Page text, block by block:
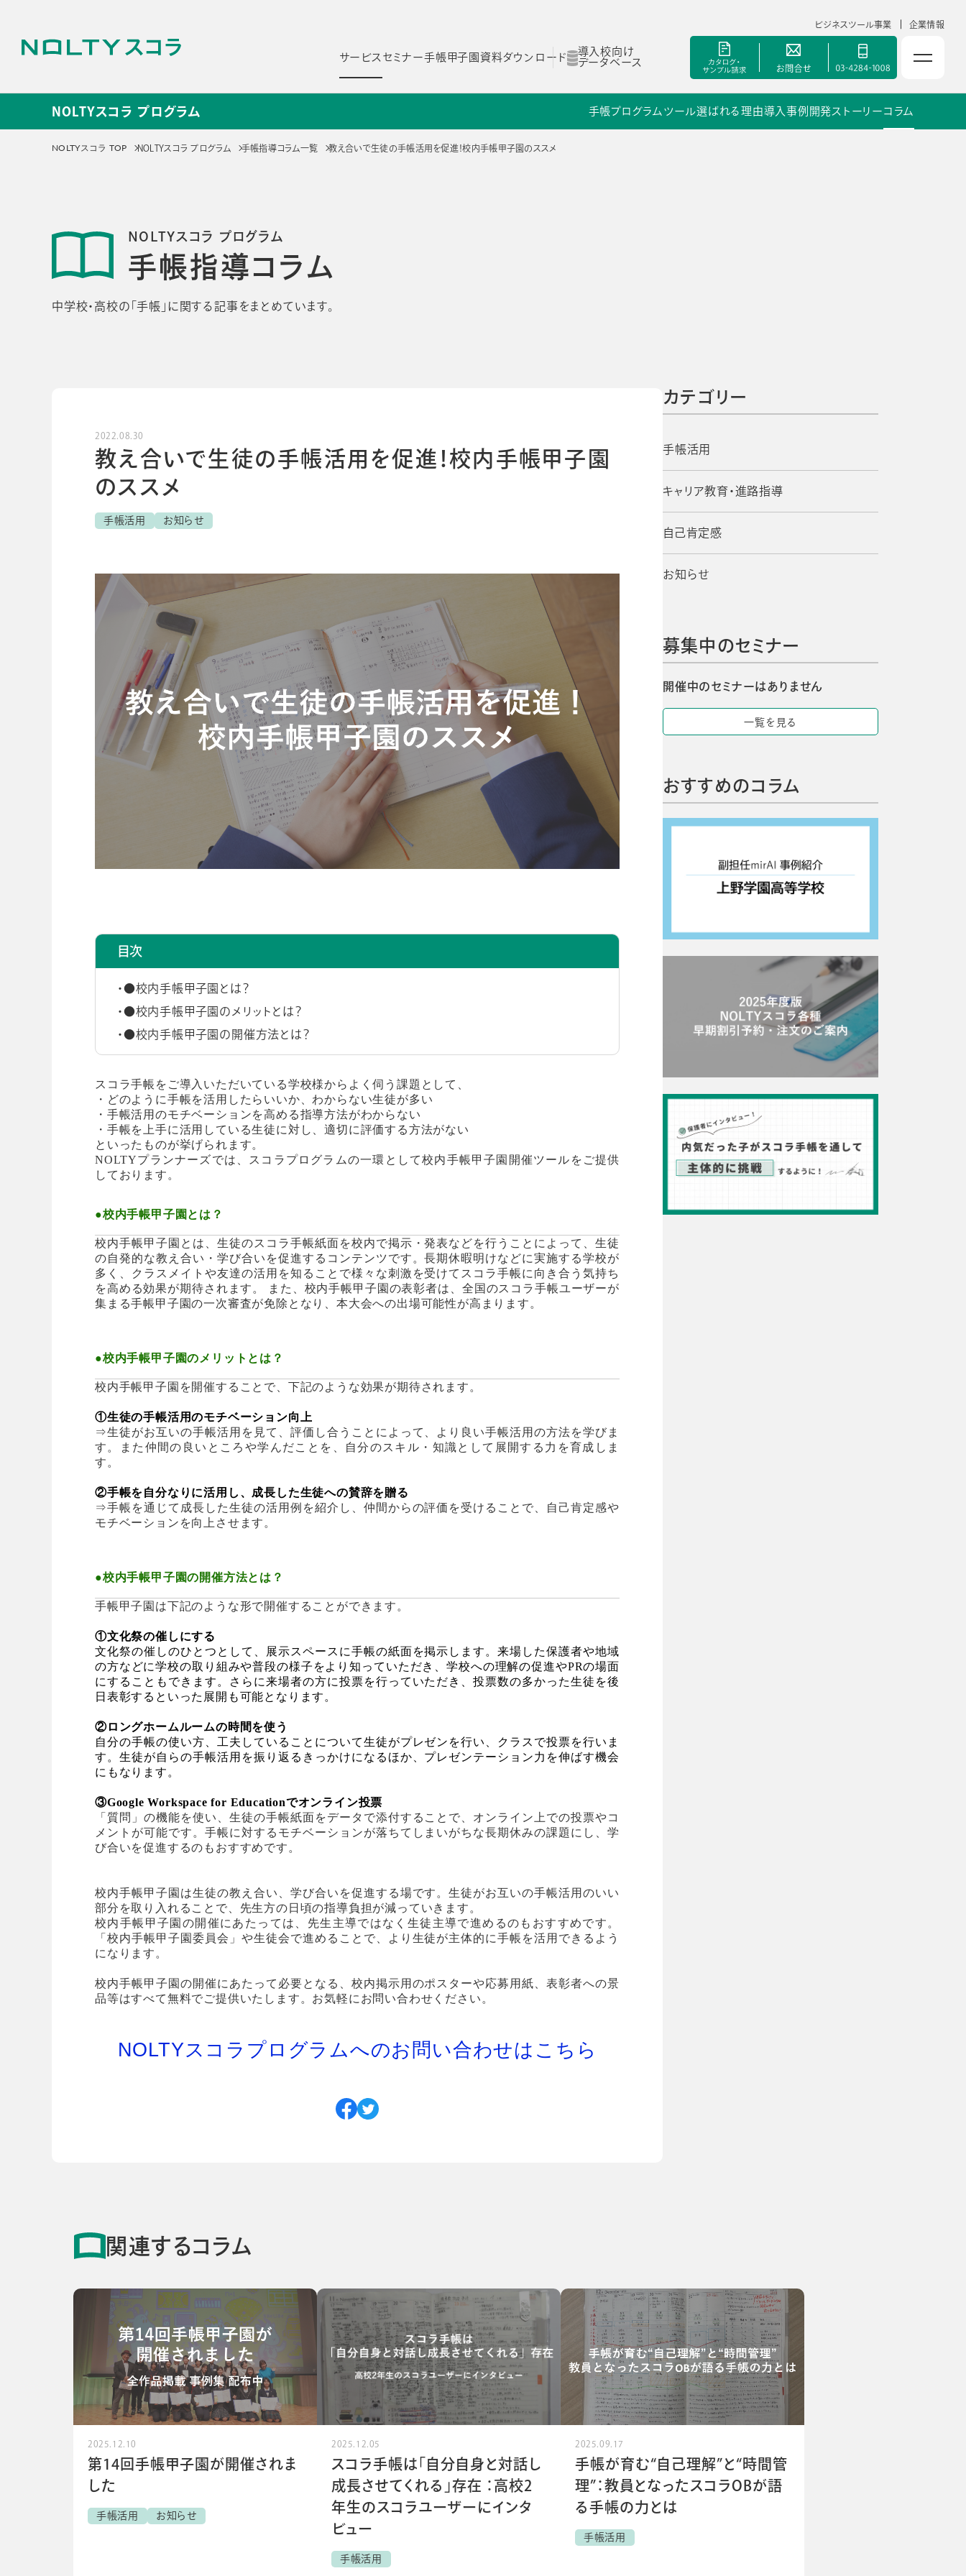
サービス セミナー手帳甲子園資料ダウンロード
導入校向け
データベース
ビジネスツール事業 企業情報
NOLTYスコラ プログラムスコログNOLTYスコラ 探究プログラムNOLTYスコラ 部活プログラムNOLTYスコラ 副担任mirAI
NOLTYスコラ
手帳
プログラムツール
NOLTYスコラ
探究活動とは
教材
お知らせ
導入校向け
データベース
会社情報 グループ会社 プライバシーポリシー個人情報保護法利用規約採用情報
ビジネスツール事業 企業情報
NOLTYスコラ プログラム 手帳プログラムツール選ばれる理由導入事例 開発ストーリー コラム
NOLTYスコラ TOP NOLTYスコラ プログラム 手帳指導コラム一覧 教え合いで生徒の手帳活用を促進！校内手帳甲子園のススメ
手帳指導コラム
NOLTYスコラ プログラム
中学校・高校の「手帳」に関する記事をまとめています。
2022.08.30
教え合いで生徒の手帳活用を促進！校内手帳甲子園
のススメ
手帳活用 お知らせ
目次
●校内手帳甲子園とは？
●校内手帳甲子園のメリットとは？
●校内手帳甲子園の開催方法とは？
スコラ手帳をご導入いただいている学校様からよく伺う課題として、
・どのように手帳を活用したらいいか、わからない生徒が多い
・手帳活用のモチベーションを高める指導方法がわからない
・手帳を上手に活用している生徒に対し、適切に評価する方法がない
といったものが挙げられます。
NOLTYプランナーズでは、スコラプログラムの一環として校内手帳甲子園開催ツールをご提供
しております。
●校内手帳甲子園とは？
校内手帳甲子園とは、生徒のスコラ手帳紙面を校内で掲示・発表などを行うことによって、生徒
の自発的な教え合い・学び合いを促進するコンテンツです。長期休暇明けなどに実施する学校が
多く、クラスメイトや友達の活用を知ることで様々な刺激を受けてスコラ手帳に向き合う気持ち
を高める効果が期待されます。 また、校内手帳甲子園の表彰者は、全国のスコラ手帳ユーザーが
集まる手帳甲子園の一次審査が免除となり、本大会への出場可能性が高まります。
●校内手帳甲子園のメリットとは？
校内手帳甲子園を開催することで、下記のような効果が期待されます。
①生徒の手帳活用のモチベーション向上
⇒生徒がお互いの手帳活用を見て、評価し合うことによって、より良い手帳活用の方法を学びま
す。また仲間の良いところや学んだことを、自分のスキル・知識として展開する力を育成しま
す。
②手帳を自分なりに活用し、成長した生徒への賛辞を贈る
⇒手帳を通じて成長した生徒の活用例を紹介し、仲間からの評価を受けることで、自己肯定感や
モチベーションを向上させます。
●校内手帳甲子園の開催方法とは？
手帳甲子園は下記のような形で開催することができます。
①文化祭の催しにする
文化祭の催しのひとつとして、展示スペースに手帳の紙面を掲示します。来場した保護者や地域
の方などに学校の取り組みや普段の様子をより知っていただき、学校への理解の促進やPRの場面
にすることもできます。さらに来場者の方に投票を行っていただき、投票数の多かった生徒を後
日表彰するといった展開も可能となります。
②ロングホームルームの時間を使う
自分の手帳の使い方、工夫していることについて生徒がプレゼンを行い、クラスで投票を行いま
す。生徒が自らの手帳活用を振り返るきっかけになるほか、プレゼンテーション力を伸ばす機会
にもなります。
③Google Workspace for Educationでオンライン投票
「質問」の機能を使い、生徒の手帳紙面をデータで添付することで、オンライン上での投票やコ
メントが可能です。手帳に対するモチベーションが落ちてしまいがちな長期休みの課題にし、学
び合いを促進するのもおすすめです。
校内手帳甲子園は生徒の教え合い、学び合いを促進する場です。生徒がお互いの手帳活用のいい
部分を取り入れることで、先生方の日頃の指導負担が減っていきます。
校内手帳甲子園の開催にあたっては、先生主導ではなく生徒主導で進めるのもおすすめです。
「校内手帳甲子園委員会」や生徒会で進めることで、より生徒が主体的に手帳を活用できるよう
になります。
校内手帳甲子園の開催にあたって必要となる、校内掲示用のポスターや応募用紙、表彰者への景
品等はすべて無料でご提供いたします。お気軽にお問い合わせください。
NOLTYスコラプログラムへのお問い合わせはこちら
関連するコラム
2025.12.10
第14回手帳甲子園が開催されま
した
手帳活用 お知らせ
2025.12.05
スコラ手帳は「自分自身と対話し
成長させてくれる」存在 ：高校2
年生のスコラユーザーにインタ
ビュー
手帳活用
2025.09.17
手帳が育む“自己理解”と“時間管
理”：教員となったスコラOBが語
る手帳の力とは
手帳活用
カテゴリー
手帳活用
キャリア教育・進路指導
自己肯定感
お知らせ
募集中のセミナー
開催中のセミナーはありません
一覧を見る
おすすめのコラム